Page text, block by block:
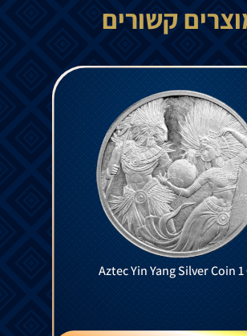
קשורים
Aztec Yin Yang Silver